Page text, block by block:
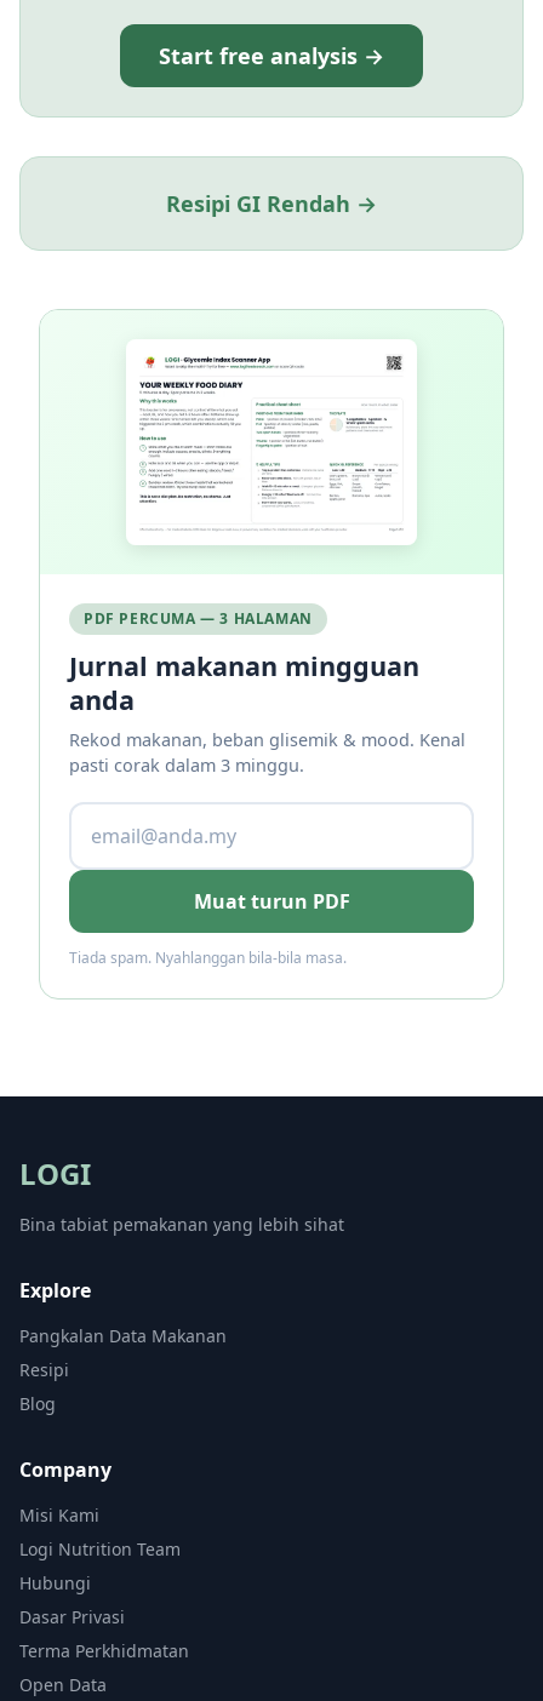
Start free analysis →
Resipi GI Rendah →
PDF PERCUMA — 3 HALAMAN
Jurnal makanan mingguan
anda
Rekod makanan, beban glisemik & mood. Kenal
pasti corak dalam 3 minggu.
Muat turun PDF
Tiada spam. Nyahlanggan bila-bila masa.
LOGI
Bina tabiat pemakanan yang lebih sihat
Explore
Pangkalan Data Makanan
Resipi
Blog
Company
Misi Kami
Logi Nutrition Team
Hubungi
Dasar Privasi
Terma Perkhidmatan
Open Data